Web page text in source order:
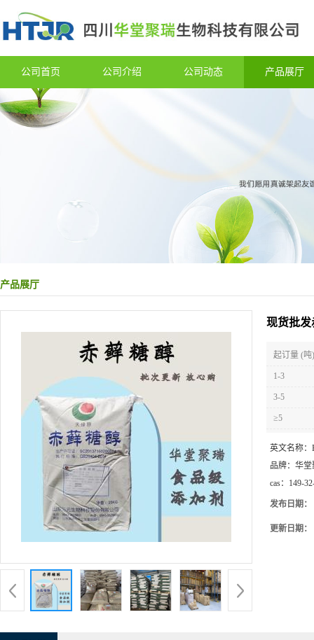
公司首页 公司介绍 公司动态 产品展厅
产品展厅
现货批发
起订量 (吨)
1-3
3-5
≥5
英文名称：
品牌： 华堂
cas： 149-
发布日期：
更新日期：